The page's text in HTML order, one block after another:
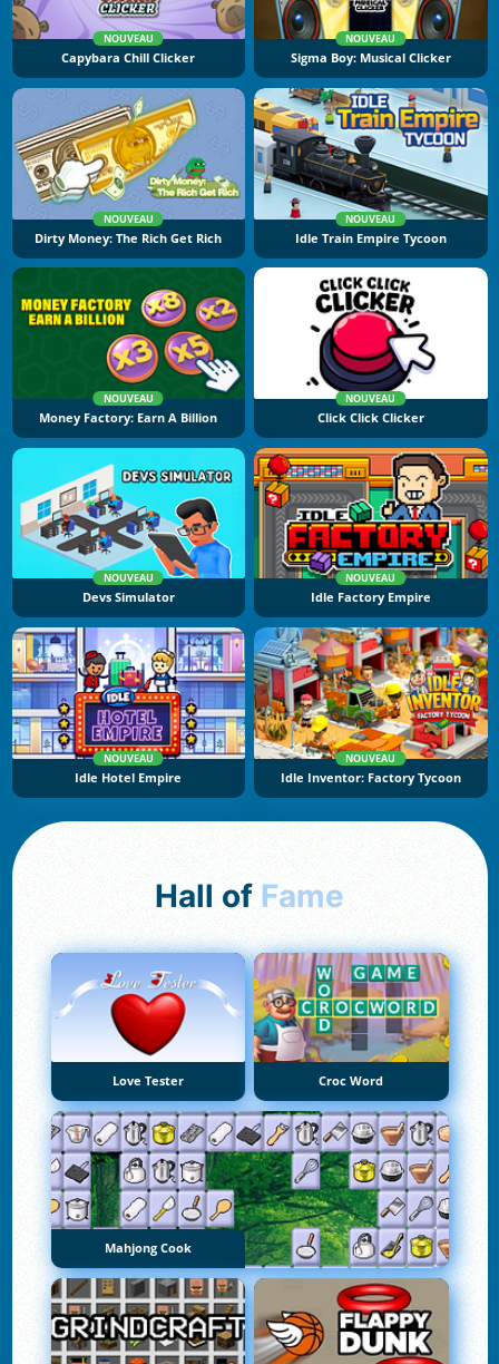
NOUVEAU
Capybara Chill Clicker
NOUVEAU
Sigma Boy: Musical Clicker
NOUVEAU
Dirty Money: The Rich Get Rich
NOUVEAU
Idle Train Empire Tycoon
NOUVEAU
Money Factory: Earn A Billion
NOUVEAU
Click Click Clicker
NOUVEAU
Devs Simulator
NOUVEAU
Idle Factory Empire
NOUVEAU
Idle Hotel Empire
NOUVEAU
Idle Inventor: Factory Tycoon
Hall of Fame
Love Tester Croc Word
Mahjong Cook